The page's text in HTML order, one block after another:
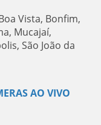
Vista, Bonfim,
Mucajaí,
São João da
AO VIVO